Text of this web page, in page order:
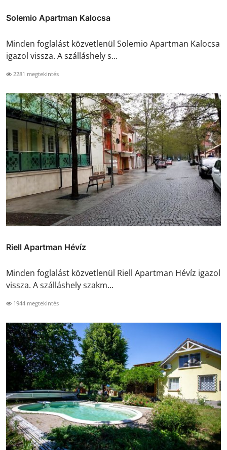
Solemio Apartman Kalocsa
Minden foglalást közvetlenül Solemio Apartman Kalocsa
igazol vissza. A szálláshely s...
2281 megtekintés
Riell Apartman Hévíz
Minden foglalást közvetlenül Riell Apartman Hévíz igazol
vissza. A szálláshely szakm...
1944 megtekintés